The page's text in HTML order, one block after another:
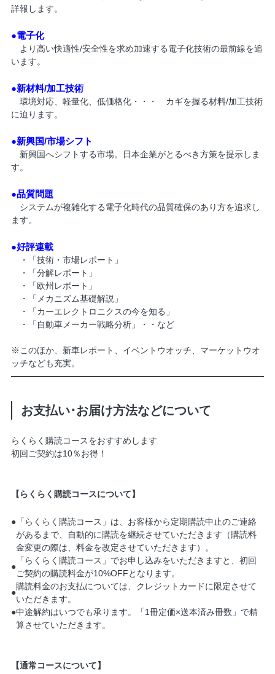
詳報します。
●電子化
より高い快適性/安全性を求め加速する電子化技術の最前線を追
います。
●新材料/加工技術
環境対応、軽量化、低価格化・・・ カギを握る材料/加工技術
に迫ります。
●新興国/市場シフト
新興国へシフトする市場。日本企業がとるべき方策を提示しま
す。
●品質問題
システムが複雑化する電子化時代の品質確保のあり方を追求し
ます。
●好評連載
・「技術・市場レポート」
・「分解レポート」
・「欧州レポート」
・「メカニズム基礎解説」
・「カーエレクトロニクスの今を知る」
・「自動車メーカー戦略分析」・・など
※このほか、新車レポート、イベントウオッチ、マーケットウオ
ッチなども充実。
お支払い･お届け方法などについて
らくらく購読コースをおすすめします
初回ご契約は10％お得！
【らくらく購読コースについて】
● 「らくらく購読コース」は、お客様から定期購読中止のご連絡
があるまで、自動的に購読を継続させていただきます（購読料
金変更の際は、料金を改定させていただきます）。
●
「らくらく購読コース」でお申し込みをいただきますと、初回
ご契約の購読料金が10%OFFとなります。
●
購読料金のお支払については、クレジットカードに限定させて
いただきます。
●中途解約はいつでも承ります。「1冊定価×送本済み冊数」で精
算させていただきます。
【通常コースについて】